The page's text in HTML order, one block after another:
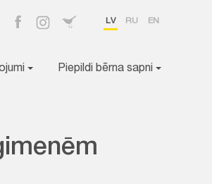
LV RU EN
Piepildi bērna sapni